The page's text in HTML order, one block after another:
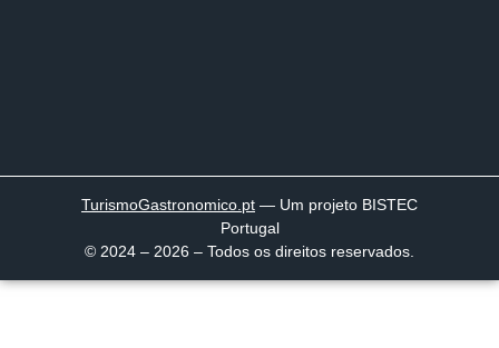
TurismoGastronomico .pt — Um projeto BISTEC
Portugal
© 2024 – 2026 – Todos os direitos reservados.